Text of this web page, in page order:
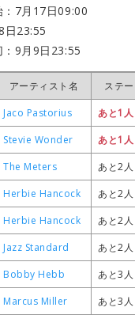
：7月17日09:00
日23:55
9月9日23:55
アーティスト名 ステ
Jaco Pastorius
あと1人
Stevie Wonder あと1人
The Meters
あと2人
Herbie Hancock
あと2人
Herbie Hancock
あと2人
Jazz Standard あと2人
Bobby Hebb あと3人
Marcus Miller
あと3人
アーティスト名 ステ
Jaco Pastorius
あと1人
Stevie Wonder あと1人
The Meters
あと2人
Herbie Hancock
あと2人
Herbie Hancock
あと2人
Jazz Standard あと2人
Bobby Hebb あと3人
Marcus Miller
あと3人
アーティスト名 ステ
Jaco Pastorius
あと1人
Stevie Wonder あと1人
The Meters
あと2人
Herbie Hancock
あと2人
Herbie Hancock
あと2人
Jazz Standard あと2人
Bobby Hebb あと3人
Marcus Miller
あと3人
アーティスト名 ステ
Jaco Pastorius
あと1人
Stevie Wonder あと1人
The Meters
あと2人
Herbie Hancock
あと2人
Herbie Hancock
あと2人
Jazz Standard あと2人
Bobby Hebb あと3人
Marcus Miller
あと3人